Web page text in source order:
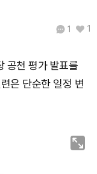
1 1
공천 평가 발표를
은 단순한 일정 변